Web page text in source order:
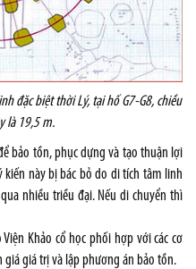
đặc biệt thời Lý, tại hố G7-G8, chiều
là 19,5 m.
bảo tồn, phục dựng và tạo thuận lợi
kiến này bị bác bỏ do di tích tâm linh
nhiều triều đại. Nếu di chuyển thì
Khảo cổ học phối hợp với các cơ
giá giá trị và lập phương án bảo tồn.